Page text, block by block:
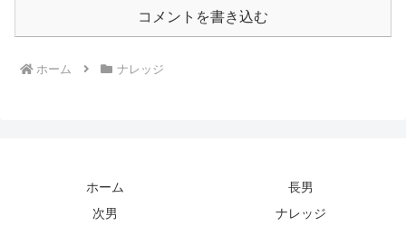
コメントを書き込む
ホーム ナレッジ
ホーム
長男
次男
ナレッジ